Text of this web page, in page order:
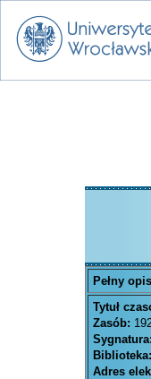
Pełny
Tytuł
Zasób:
Sygnatura:
Biblioteka:
Adres